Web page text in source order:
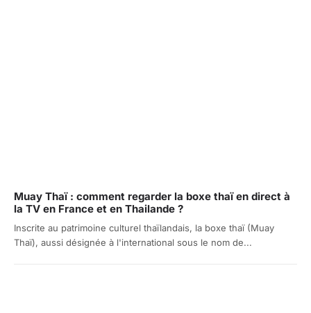
Muay Thaï : comment regarder la boxe thaï en direct à
la TV en France et en Thailande ?
Inscrite au patrimoine culturel thaïlandais, la boxe thaï (Muay
Thaï), aussi désignée à l'international sous le nom de...